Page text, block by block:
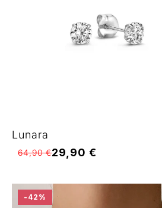
Lunara
64,90 €29,90 €
-42%